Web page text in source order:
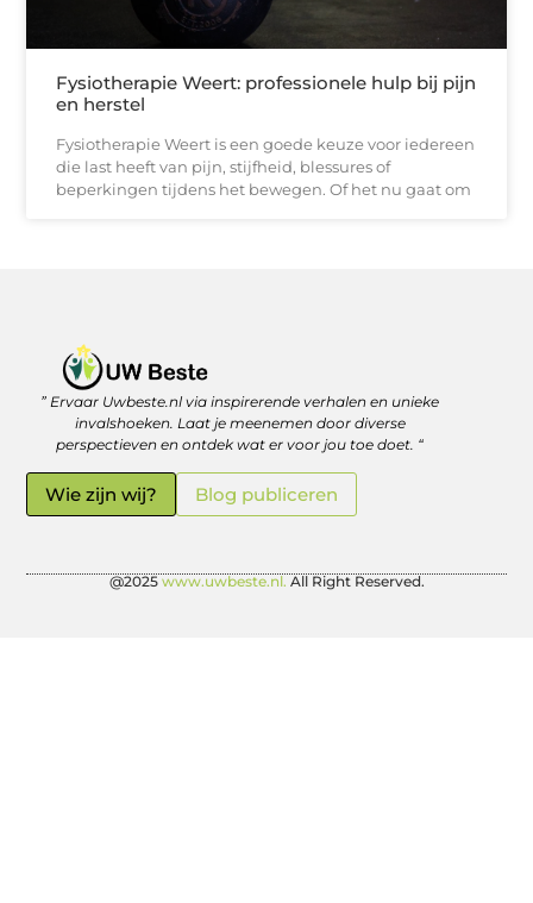
Fysiotherapie Weert: professionele hulp bij pijn
en herstel
Fysiotherapie Weert is een goede keuze voor iedereen
die last heeft van pijn, stijfheid, blessures of
beperkingen tijdens het bewegen. Of het nu gaat om
” Ervaar Uwbeste.nl via inspirerende verhalen en unieke
invalshoeken. Laat je meenemen door diverse
perspectieven en ontdek wat er voor jou toe doet. “
Wie zijn wij? Blog publiceren
@2025 www.uwbeste.nl. All Right Reserved.